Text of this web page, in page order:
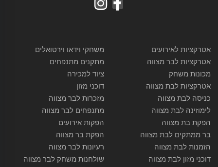
אטרקציות לאירועים
אטרקציות לבר מצווה
מכונות משחק
אטרקציות לבת מצווה
כניסה לבת מצווה
לימוזינה לבת מצווה
הפקת בת מצווה
בר ממתקים לבת מצווה
הזמנות לבת מצווה
דוכני מזון לבת מצווה
משחקי וידאו וירטואלים
מתקנים מתנפחים
ציוד למכירה
דוכני מזון
מזכרות לבר מצווה
מתנפחים לבר מצווה
הפקות אירועים
הפקת בר מצווה
רעיונות לבר מצווה
שולחנות משחק לבר מצווה